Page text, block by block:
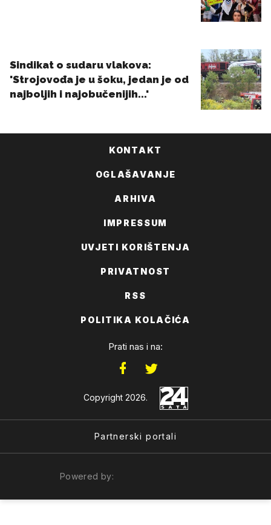
KONTAKT
OGLAŠAVANJE
ARHIVA
IMPRESSUM
UVJETI KORIŠTENJA
PRIVATNOST
RSS
POLITIKA KOLAČIĆA
Prati nas i na:
Copyright 2026.
Partnerski portali
Powered by: